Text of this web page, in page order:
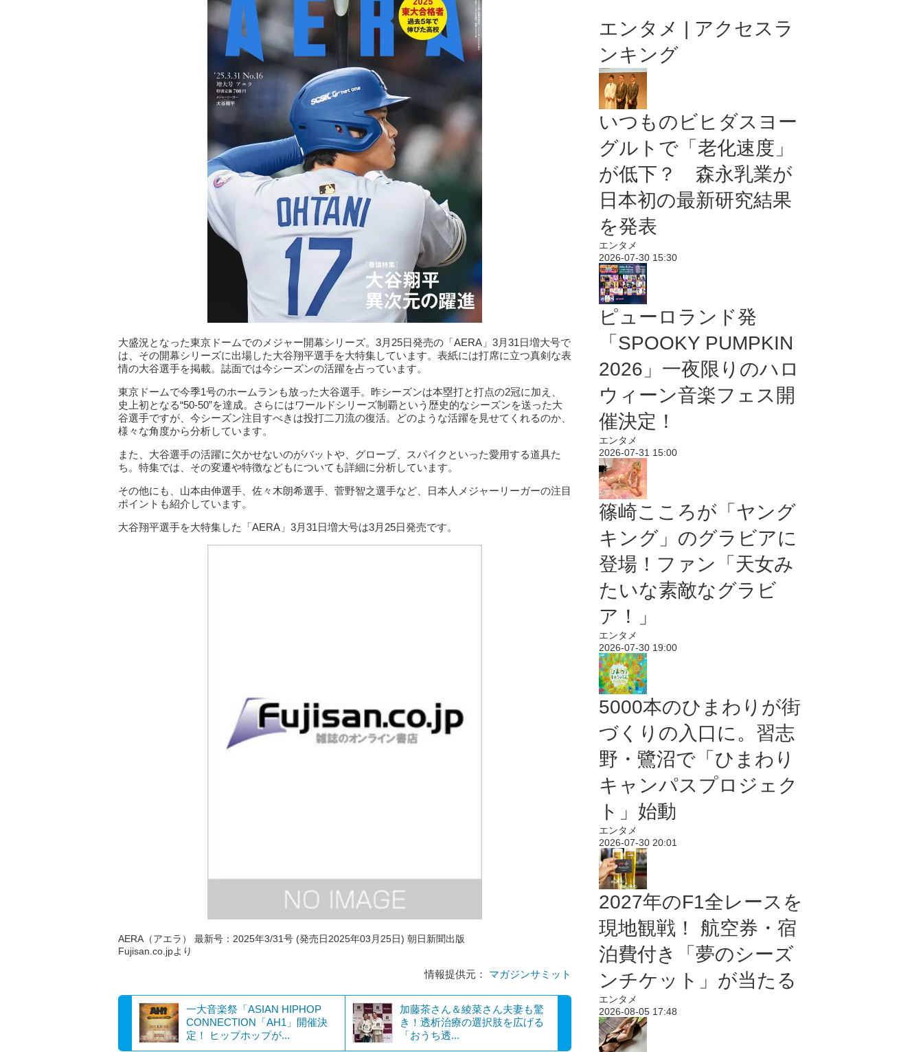
大盛況となった東京ドームでのメジャー開幕シリーズ。3月25日発売の「AERA」3月31日増大号で
は、その開幕シリーズに出場した大谷翔平選手を大特集しています。表紙には打席に立つ真剣な表
情の大谷選手を掲載。誌面では今シーズンの活躍を占っています。
東京ドームで今季1号のホームランも放った大谷選手。昨シーズンは本塁打と打点の2冠に加え、
史上初となる“50-50”を達成。さらにはワールドシリーズ制覇という歴史的なシーズンを送った大
谷選手ですが、今シーズン注目すべきは投打二刀流の復活。どのような活躍を見せてくれるのか、
様々な角度から分析しています。
また、大谷選手の活躍に欠かせないのがバットや、グローブ、スパイクといった愛用する道具た
ち。特集では、その変遷や特徴などもについても詳細に分析しています。
その他にも、山本由伸選手、佐々木朗希選手、菅野智之選手など、日本人メジャーリーガーの注目
ポイントも紹介しています。
大谷翔平選手を大特集した「AERA」3月31日増大号は3月25日発売です。
AERA（アエラ） 最新号：2025年3/31号 (発売日2025年03月25日) 朝日新聞出版
Fujisan.co.jpより
情報提供元： マガジンサミット
一大音楽祭「ASIAN HIPHOP
CONNECTION「AH1」開催決
定！ ヒップホップが...
加藤茶さん＆綾菜さん夫妻も驚
き！透析治療の選択肢を広げる
「おうち透...
エンタメ | アクセスラ
ンキング
いつものビヒダスヨー
グルトで「老化速度」
が低下？ 森永乳業が
日本初の最新研究結果
を発表
エンタメ
2026-07-30 15:30
ピューロランド発
「SPOOKY PUMPKIN
2026」一夜限りのハロ
ウィーン音楽フェス開
催決定！
エンタメ
2026-07-31 15:00
篠崎こころが「ヤング
キング」のグラビアに
登場！ファン「天女み
たいな素敵なグラビ
ア！」
エンタメ
2026-07-30 19:00
5000本のひまわりが街
づくりの入口に。習志
野・鷺沼で「ひまわり
キャンパスプロジェク
ト」始動
エンタメ
2026-07-30 20:01
2027年のF1全レースを
現地観戦！ 航空券・宿
泊費付き「夢のシーズ
ンチケット」が当たる
エンタメ
2026-08-05 17:48